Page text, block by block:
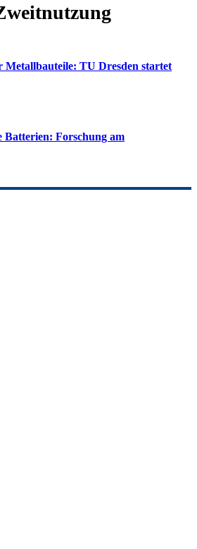
Metallbauteile: TU Dresden startet
Batterien: Forschung am